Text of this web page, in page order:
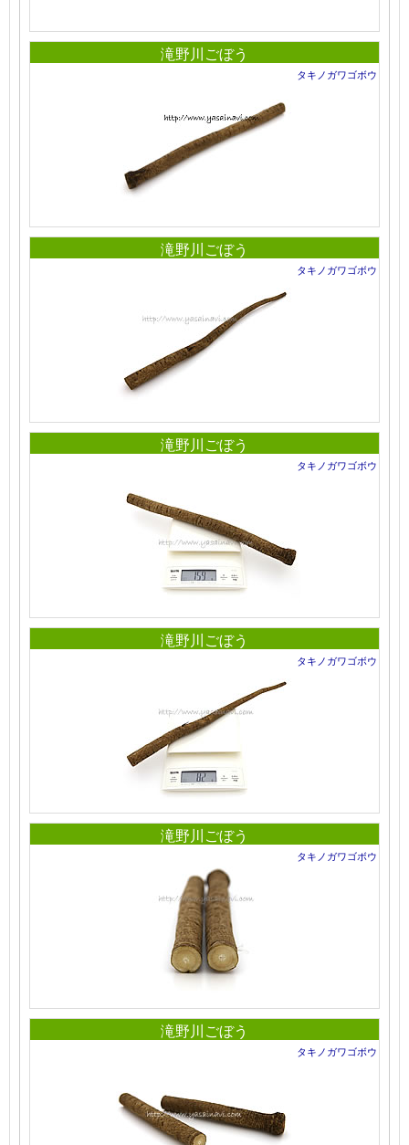
滝野川ごぼう
タキノガワゴボウ
滝野川ごぼう
タキノガワゴボウ
滝野川ごぼう
タキノガワゴボウ
滝野川ごぼう
タキノガワゴボウ
滝野川ごぼう
タキノガワゴボウ
滝野川ごぼう
タキノガワゴボウ